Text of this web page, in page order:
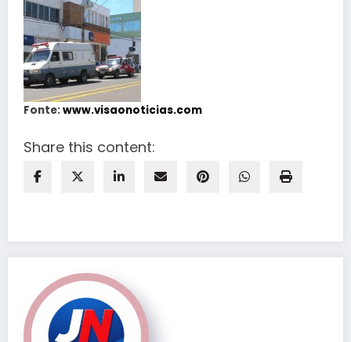
Fonte:www.visaonoticias.com
Share this content: